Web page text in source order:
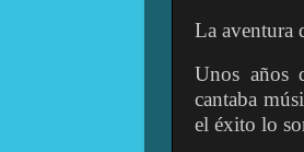
La aventura
Unos años
cantaba
el éxito lo